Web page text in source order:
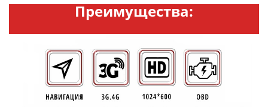
Преимущества: